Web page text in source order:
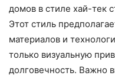
домов в стиле хай-тек
Этот стиль
материалов и
только визуальную
долговечность. Важно